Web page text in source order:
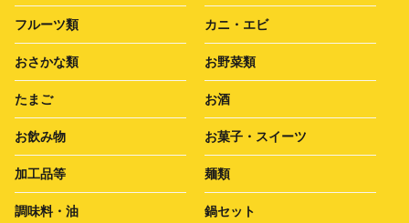
フルーツ類 カニ・エビ
おさかな類 お野菜類
たまご お酒
お飲み物 お菓子・スイーツ
加工品等 麺類
調味料・油 鍋セット